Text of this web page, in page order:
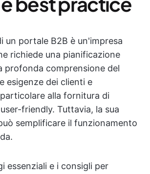
un portale B2B è un'impresa
richiede una pianificazione
profonda comprensione del
esigenze dei clienti e
alla fornitura di
friendly. Tuttavia, la sua
semplificare il funzionamento
essenziali e i consigli per